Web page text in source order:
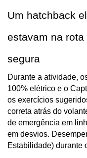
Um hatchback
estavam na
segura
Durante a atividade,
100% elétrico e o
os exercícios
correta atrás do
de emergência em
em desvios.
Estabilidade) durante